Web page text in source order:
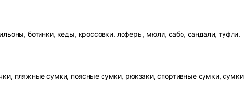
ботинки, кеды, кроссовки, лоферы, мюли, сабо, сандали, туфли,
пляжные сумки, поясные сумки, рюкзаки, спортивные сумки, сумки